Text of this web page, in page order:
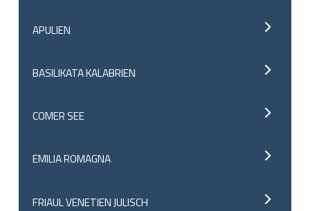
APULIEN
BASILIKATA KALABRIEN
COMER SEE
EMILIA ROMAGNA
FRIAUL VENETIEN JULISCH